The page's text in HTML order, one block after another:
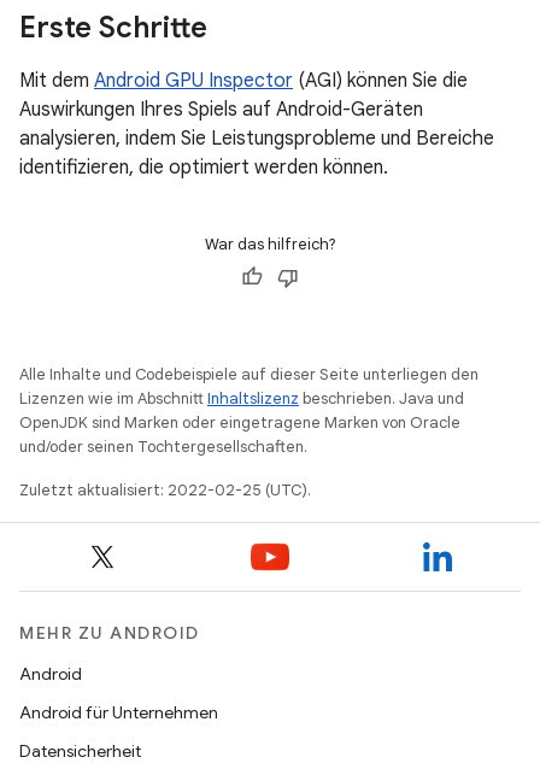
Erste Schritte
Mit dem Android GPU Inspector (AGI) können Sie die
Auswirkungen Ihres Spiels auf Android-Geräten
analysieren, indem Sie Leistungsprobleme und Bereiche
identifizieren, die optimiert werden können.
War das hilfreich?
Alle Inhalte und Codebeispiele auf dieser Seite unterliegen den
Lizenzen wie im AbschnittInhaltslizenz beschrieben. Java und
OpenJDK sind Marken oder eingetragene Marken von Oracle
und/oder seinen Tochtergesellschaften.
Zuletzt aktualisiert: 2022-02-25 (UTC).
MEHR ZU ANDROID
Android
Android für Unternehmen
Datensicherheit